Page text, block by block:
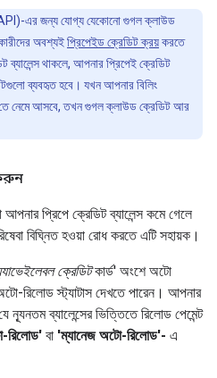
এর জন্য যোগ্য যেকোনো গুগল ক্লাউড
অবশ্যইপ্রিপেইড ক্রেডিট ক্রয়করতে
থাকলে, আপনার প্রিপেই ক্রেডিট
ব্যবহৃত হবে। যখন আপনার বিলিং
তে নেমে আসবে, তখন গুগল ক্লাউড ক্রেডিট আর
প্রিপে ক্রেডিট ব্যালেন্স কমে গেলে
বিঘ্নিত হওয়া রোধ করতে এটি সহায়ক।
ক্রেডিটকার্ড' অংশে অটো
রিলোড স্ট্যাটাস দেখতে পারেন। আপনার
ন্যূনতম ব্যালেন্সের ভিত্তিতে রিলোড পেমেন্ট
রিলোড' বা 'ম্যানেজ অটো-রিলোড'- এ